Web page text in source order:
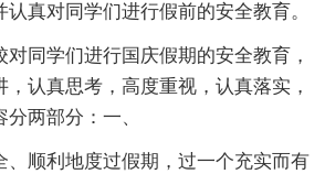
真对同学们进行假前的安全教育。
对同学们进行国庆假期的安全教育，
认真思考，高度重视，认真落实，
两部分：一、
、顺利地度过假期，过一个充实而有